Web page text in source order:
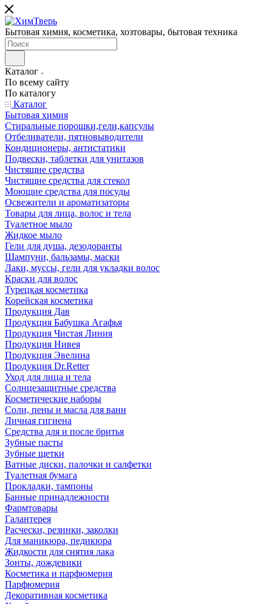
Бытовая химия, косметика, хозтовары, бытовая техника
Каталог
По всему сайту
По каталогу
Каталог
Бытовая химия
Стиральные порошки,гели,капсулы
Отбеливатели, пятновыводители
Кондиционеры, антистатики
Подвески, таблетки для унитазов
Чистящие средства
Чистящие средства для стекол
Моющие средства для посуды
Освежители и ароматизаторы
Товары для лица, волос и тела
Туалетное мыло
Жидкое мыло
Гели для душа, дезодоранты
Шампуни, бальзамы, маски
Лаки, муссы, гели для укладки волос
Краски для волос
Турецкая косметика
Корейская косметика
Продукция Дав
Продукция Бабушка Агафья
Продукция Чистая Линия
Продукция Нивея
Продукция Эвелина
Продукция Dr.Retter
Уход для лица и тела
Солнцезащитные средства
Косметические наборы
Соли, пены и масла для ванн
Личная гигиена
Средства для и после бритья
Зубные пасты
Зубные щетки
Ватные диски, палочки и салфетки
Туалетная бумага
Прокладки, тампоны
Банные принадлежности
Фармтовары
Галантерея
Расчески, резинки, заколки
Для маникюра, педикюра
Жидкости для снятия лака
Зонты, дождевики
Косметика и парфюмерия
Парфюмерия
Декоративная косметика